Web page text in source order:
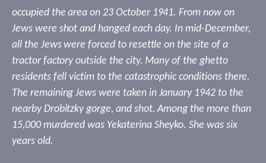
occupied the area on 23 October 1941. From now on
Jews were shot and hanged each day. In mid-December,
all the Jews were forced to resettle on the site of a
tractor factory outside the city. Many of the ghetto
residents fell victim to the catastrophic conditions there.
The remaining Jews were taken in January 1942 to the
nearby Drobitzky gorge, and shot. Among the more than
15,000 murdered was Yekaterina Sheyko. She was six
years old.